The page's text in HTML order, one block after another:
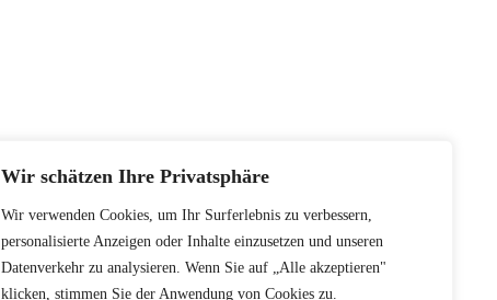
Wir schätzen Ihre Privatsphäre
Wir verwenden Cookies, um Ihr Surferlebnis zu verbessern,
personalisierte Anzeigen oder Inhalte einzusetzen und unseren
Datenverkehr zu analysieren. Wenn Sie auf „Alle akzeptieren"
klicken, stimmen Sie der Anwendung von Cookies zu.